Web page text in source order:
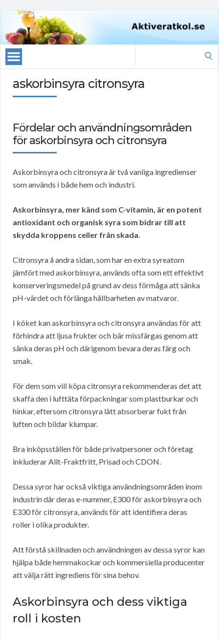
askorbinsyra citronsyra
Fördelar och användningsområden
för askorbinsyra och citronsyra
Askorbinsyra och citronsyra är två vanliga ingredienser
som används i både hem och industri.
Askorbinsyra, mer känd som C-vitamin, är en potent
antioxidant och organisk syra som bidrar till att
skydda kroppens celler från skada.
Citronsyra å andra sidan, som har en extra syreatom
jämfört med askorbinsyra, används ofta som ett effektivt
konserveringsmedel på grund av dess förmåga att sänka
pH-värdet och förlänga hållbarheten av matvaror.
I köket kan askorbinsyra och citronsyra användas för att
förhindra att ljusa frukter och bär missfärgas genom att
sänka deras pH och därigenom bevara deras färg och
smak.
För dem som vill köpa citronsyra rekommenderas det att
skaffa den i lufttäta förpackningar som plastburkar och
hinkar, eftersom citronsyra lätt absorberar fukt från
luften och bildar klumpar.
Bra inköpsställen för både privatpersoner och företag
inkluderar Allt-Fraktfritt, Prisad och CDON.
Dessa syror har också viktiga användningsområden inom
industrin där deras e-nummer, E300 för askorbinsyra och
E330 för citronsyra, används för att identifiera deras
roller i olika produkter.
Att förstå skillnaden och användningen av dessa syror kan
hjälpa både hemmakockar och kommersiella producenter
att välja rätt ingrediens för sina behov.
Askorbinsyra och dess viktiga
roll i kosten